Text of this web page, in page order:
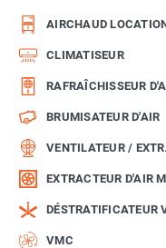
AIRCHAUD
CLIMATISEUR
RAFRAÎCHISSEUR
BRUMISATEUR D'AIR
VENTILATEUR /
EXTRACTEUR D'AIR
DÉSTRATIFICATEUR
VMC